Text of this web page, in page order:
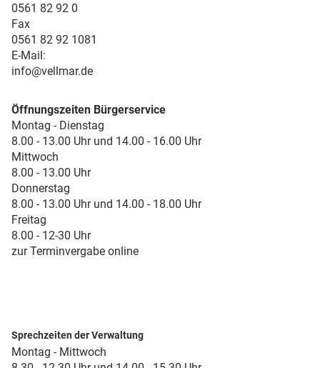
0561 82 92 0
Fax
0561 82 92 1081
E-Mail:
info@vellmar.de
Öffnungszeiten Bürgerservice
Montag - Dienstag
8.00 - 13.00 Uhr und 14.00 - 16.00 Uhr
Mittwoch
8.00 - 13.00 Uhr
Donnerstag
8.00 - 13.00 Uhr und 14.00 - 18.00 Uhr
Freitag
8.00 - 12-30 Uhr
zur Terminvergabe online
Sprechzeiten der Verwaltung
Montag - Mittwoch